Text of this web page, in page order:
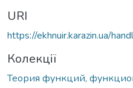
URI
https://ekhnuir.karazin.ua/
Колекції
Теория функций,